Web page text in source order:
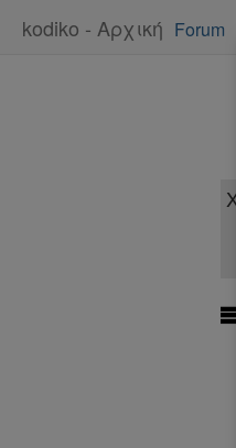
kodiko - Αρχική Forum